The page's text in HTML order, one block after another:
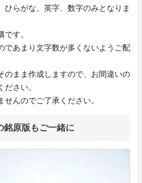
らがな、英字、数字のみとなりま
す。
であまり文字数が多くないようご配
のまま作成しますので、お間違いの
ださい。
んのでご了承ください。
銘原版もご一緒に